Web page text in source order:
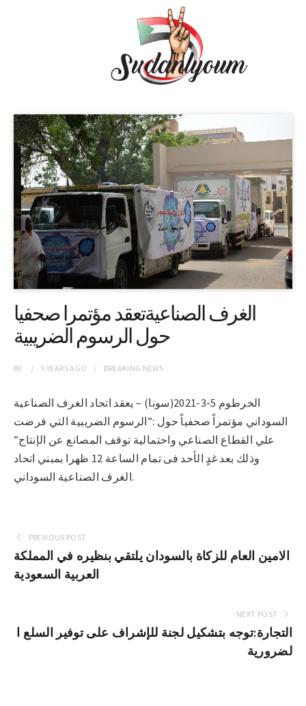
الغرف الصناعيةتعقد مؤتمرا صحفيا
حول الرسوم الضريبية
BY 5 YEARSAGO BREAKING NEWS
الخرطوم 5-3-2021(سونا) – يعقد اتحاد الغرف الصناعية
السوداني مؤتمراً صحفياً حول :”الرسوم الضريبية التي فرضت
علي القطاع الصناعي واحتمالية توقف المصانع عن الإنتاج”
وذلك بعد غدٍ الأحد فى تمام الساعة 12 ظهرا بمبني اتحاد
الغرف الصناعية السوداني.
PREVIOUS POST
الامين العام للزكاة بالسودان يلتقي بنظيره في المملكة
العربية السعودية
NEXT POST
التجارة:توجه بتشكيل لجنة للإشراف على توفير السلع ا
لضرورية